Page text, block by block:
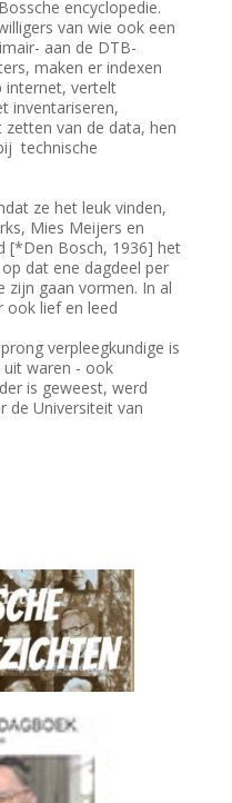
encyclopedie.
van wie ook een
aan de DTB-
maken er indexen
internet, vertelt
inventariseren,
van de data, hen
technische
ze het leuk vinden,
Mies Meijers en
[*Den Bosch, 1936] het
dat ene dagdeel per
zijn gaan vormen. In al
ook lief en leed
verpleegkundige is
uit waren - ook
is geweest, werd
de Universiteit van